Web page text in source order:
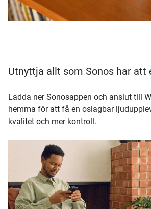
Utnyttja allt som Sonos har att
Ladda ner Sonosappen och anslut till
hemma för att få en oslagbar
kvalitet och mer kontroll.